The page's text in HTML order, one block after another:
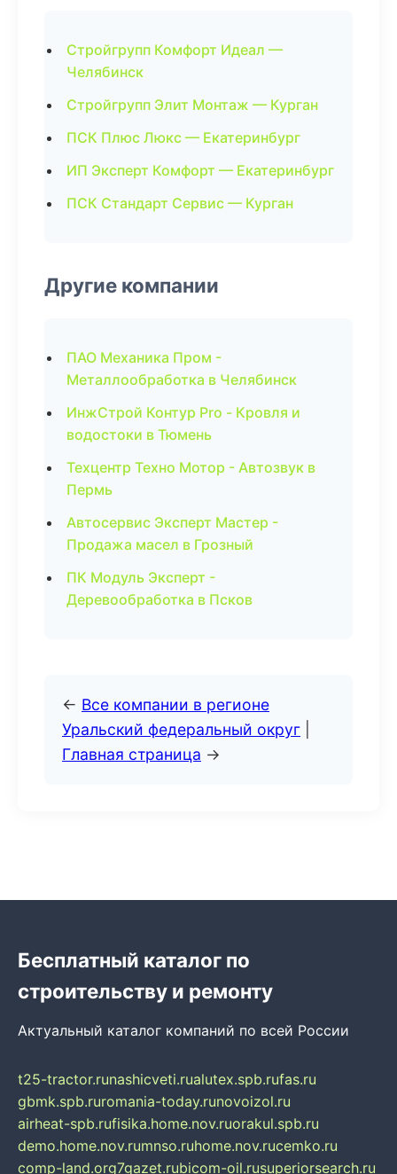
Стройгрупп Комфорт Идеал —
Челябинск
Стройгрупп Элит Монтаж — Курган
ПСК Плюс Люкс — Екатеринбург
ИП Эксперт Комфорт — Екатеринбург
ПСК Стандарт Сервис — Курган
Другие компании
ПАО Механика Пром -
Металлообработка в Челябинск
ИнжСтрой Контур Pro - Кровля и
водостоки в Тюмень
Техцентр Техно Мотор - Автозвук в
Пермь
Автосервис Эксперт Мастер -
Продажа масел в Грозный
ПК Модуль Эксперт -
Деревообработка в Псков
← Все компании в регионе
Уральский федеральный округ
Главная страница →
Бесплатный каталог по
строительству и ремонту
Актуальный каталог компаний по всей России
t25-tractor.runashicveti.rualutex.spb.rufas.ru
gbmk.spb.ruromania-today.runovoizol.ru
airheat-spb.rufisika.home.nov.ruorakul.spb.ru
demo.home.nov.rumnso.ruhome.nov.rucemko.ru
comp-land.org7gazet.rubicom-oil.rusuperiorsearch.ru